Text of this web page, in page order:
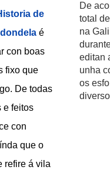
de
é
con boas
fixo que
De todas
e feitos
con
que o
refire á vila
De
total
na
editan
unha
os